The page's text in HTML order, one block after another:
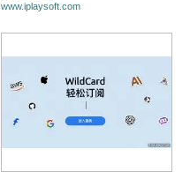
www.iplaysoft.com